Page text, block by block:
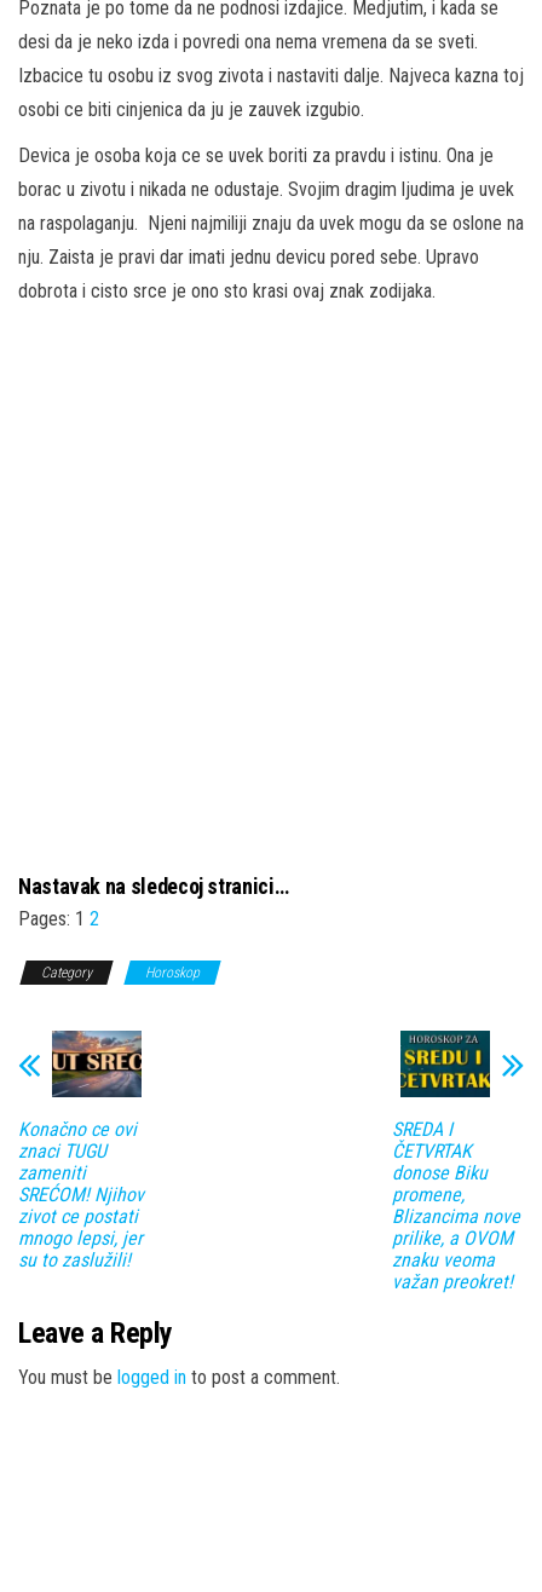
Poznata je po tome da ne podnosi izdajice. Medjutim, i kada se
desi da je neko izda i povredi ona nema vremena da se sveti.
Izbacice tu osobu iz svog zivota i nastaviti dalje. Najveca kazna toj
osobi ce biti cinjenica da ju je zauvek izgubio.
Devica je osoba koja ce se uvek boriti za pravdu i istinu. Ona je
borac u zivotu i nikada ne odustaje. Svojim dragim ljudima je uvek
na raspolaganju. Njeni najmiliji znaju da uvek mogu da se oslone na
nju. Zaista je pravi dar imati jednu devicu pored sebe. Upravo
dobrota i cisto srce je ono sto krasi ovaj znak zodijaka.
Nastavak na sledecoj stranici…
Pages: 1 2
Category Horoskop
Konačno ce ovi
znaci TUGU
zameniti
SREĆOM! Njihov
zivot ce postati
mnogo lepsi, jer
su to zaslužili!
SREDA I
ČETVRTAK
donose Biku
promene,
Blizancima nove
prilike, a OVOM
znaku veoma
važan preokret!
Leave a Reply
You must be logged in to post a comment.